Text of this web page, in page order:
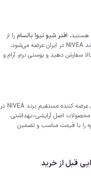
هستید، افتر شیو نیوا بالسام را از
تهیه کنید. کالا از نمایندگی برند NIVEA در ایران عرضه می‌شود،
سفارش دهید و پوستی نرم، آرام و
(zibaroo-online.com) به‌عنوان عرضه کننده مستقیم برند NIVEA در
اصل آرایشی-بهداشتی
را با قیمت مناسب و تضمین
قبل از خرید